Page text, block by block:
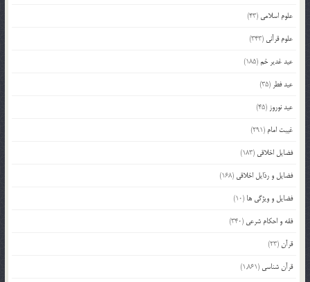
علوم اسلامی (43)
علوم قرآنی (343)
عید غدیر خم(185)
عید فطر (35)
عید نوروز (45)
غیبت امام (291)
فضایل اخلاقی (183)
فضایل و رذایل اخلاقی (168)
فضایل و ویژگی ها (10)
فقه و احکام شرعی (340)
قرآن(23)
قرآن شناسی (1,861)